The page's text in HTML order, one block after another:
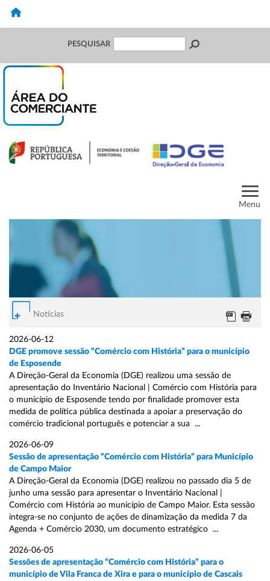
PESQUISAR
Menu
Notícias
2026-06-12
DGE promove sessão “Comércio com História” para o município
de Esposende
A Direção-Geral da Economia (DGE) realizou uma sessão de
apresentação do Inventário Nacional | Comércio com História para
o município de Esposende tendo por finalidade promover esta
medida de política pública destinada a apoiar a preservação do
comércio tradicional português e potenciar a sua ...
2026-06-09
Sessão de apresentação “Comércio com História” para Município
de Campo Maior
A Direção-Geral da Economia (DGE) realizou no passado dia 5 de
junho uma sessão para apresentar o Inventário Nacional |
Comércio com História ao município de Campo Maior. Esta sessão
integra-se no conjunto de ações de dinamização da medida 7 da
Agenda + Comércio 2030, um documento estratégico ...
2026-06-05
Sessões de apresentação “Comércio com História” para o
município de Vila Franca de Xira e para o município de Cascais